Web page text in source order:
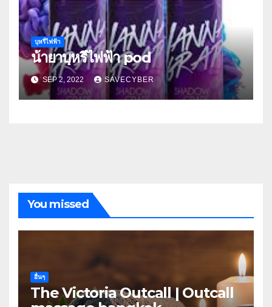
บุหรี่ไฟฟ้า
น้ํายาบุหรี่ไฟฟ้า pod
SEP 2, 2022 SAVECYBER
You missed
อื่นๆ
The Victoria Outcall | Outcall